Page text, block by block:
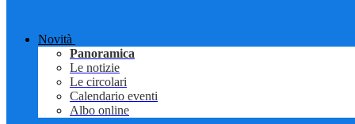
Novità
Panoramica
Le notizie
Le circolari
Calendario eventi
Albo online